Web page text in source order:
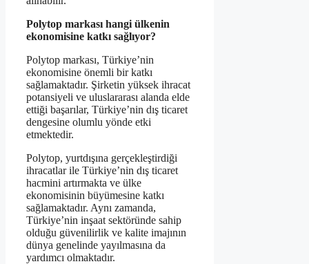
Polytop markası hangi ülkenin
ekonomisine katkı sağlıyor?
Polytop markası, Türkiye’nin
ekonomisine önemli bir katkı
sağlamaktadır. Şirketin yüksek ihracat
potansiyeli ve uluslararası alanda elde
ettiği başarılar, Türkiye’nin dış ticaret
dengesine olumlu yönde etki
etmektedir.
Polytop, yurtdışına gerçekleştirdiği
ihracatlar ile Türkiye’nin dış ticaret
hacmini artırmakta ve ülke
ekonomisinin büyümesine katkı
sağlamaktadır. Aynı zamanda,
Türkiye’nin inşaat sektöründe sahip
olduğu güvenilirlik ve kalite imajının
dünya genelinde yayılmasına da
yardımcı olmaktadır.